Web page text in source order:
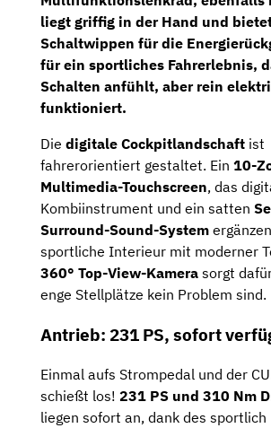
liegt griffig in der Hand und
Schaltwippen für die
für ein sportliches Fahrerlebnis,
Schalten anfühlt, aber rein
funktioniert.
Die digitale Cockpitlandschaft ist
fahrerorientiert gestaltet. Ein 10-
Multimedia-Touchscreen, das
Kombiinstrument und ein satten
Surround-Sound-System
sportliche Interieur mit moderner
360° Top-View-Kamera sorgt
enge Stellplätze kein Problem sind.
Antrieb: 231 PS, sofort
Einmal aufs Strompedal und der
schießt los! 231 PS und 310 Nm
liegen sofort an, dank des sportlich